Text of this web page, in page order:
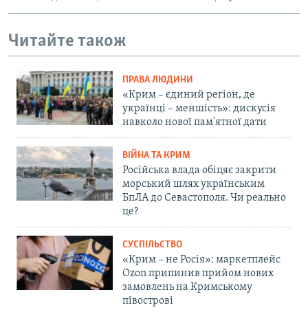
Читайте також
ПРАВА ЛЮДИНИ
«Крим – єдиний регіон, де
українці – меншість»: дискусія
навколо нової пам'ятної дати
ВІЙНА ТА КРИМ
Російська влада обіцяє закрити
морський шлях українським
БпЛА до Севастополя. Чи реально
це?
СУСПІЛЬСТВО
«Крим – не Росія»: маркетплейс
Ozon припинив прийом нових
замовлень на Кримському
півострові